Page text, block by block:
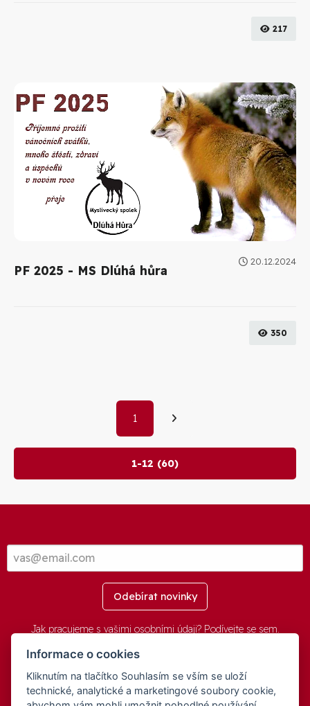
217
20.12.2024
PF 2025 - MS Dlúhá hůra
350
1
1-12 (60)
Odebírat novinky
Jak pracujeme s vašimi osobními údaji? Podívejte se sem.
© 2016-2026 -aGovernment.cz&Obec Oznice. Software:
aGovernment, Verze:4.0.1.1 - Beta. Číslo Licence: 74274001
Všechna práva vyhrazenaOchrana osobních údajů,Přístupnost
Informace o cookies
Kliknutím na tlačítko Souhlasím se vším se uloží
technické, analytické a marketingové soubory cookie,